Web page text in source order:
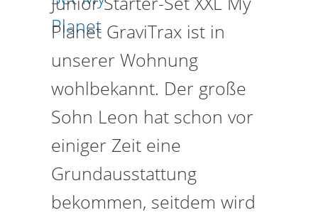
Planet GraviTrax ist in
unserer Wohnung
wohlbekannt. Der große
Sohn Leon hat schon vor
einiger Zeit eine
Grundausstattung
bekommen, seitdem wird